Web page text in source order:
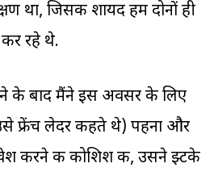
था, जिसकी शायद हम दोनों ही
कर रहे थे.
के बाद मैंने इस अवसर के लिए
फ्रेंच लेदर कहते थे) पहना और
करने की कोशिश की, उसने झ्टके